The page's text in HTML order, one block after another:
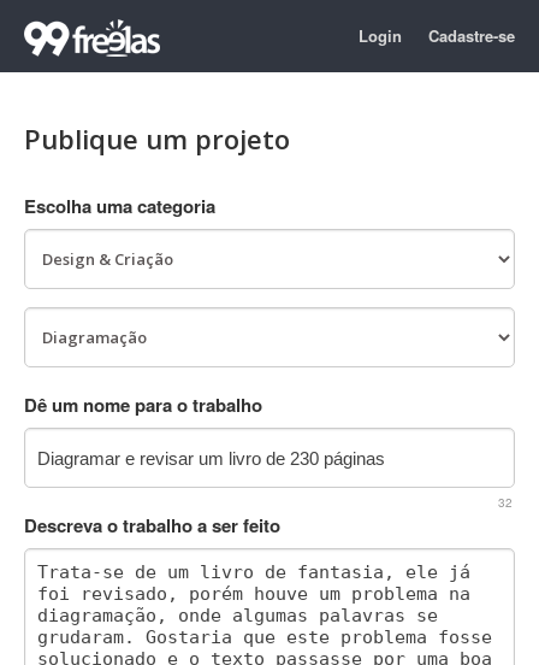
Login Cadastre-se
Publique um projeto
Escolha uma categoria
Dê um nome para o trabalho
32
Descreva o trabalho a ser feito